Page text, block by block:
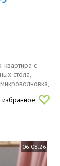
квартира с
стола,
плита. на...
избранное
06.08.26